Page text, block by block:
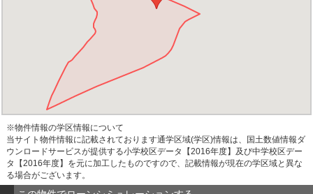
※物件情報の学区情報について
当サイト物件情報に記載されております通学区域(学区)情報は、国土数値情報ダ
ウンロードサービスが提供する小学校区データ【2016年度】及び中学校区デー
タ【2016年度】を元に加工したものですので、記載情報が現在の学区域と異な
る場合がございます。